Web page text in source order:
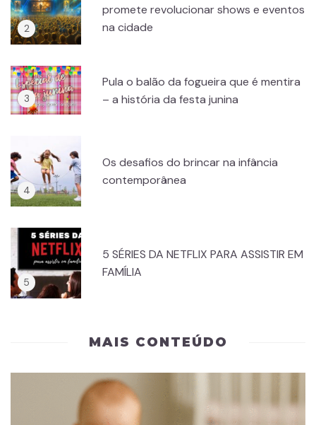
promete revolucionar shows e eventos
na cidade
Pula o balão da fogueira que é mentira
– a história da festa junina
Os desafios do brincar na infância
contemporânea
5 SÉRIES DA NETFLIX PARA ASSISTIR EM
FAMÍLIA
MAIS CONTEÚDO